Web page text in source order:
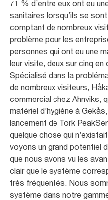
71 % d’entre eux ont eu
sanitaires lorsqu’ils se
comptant de nombreux
problème pour les
personnes qui ont eu une
leur visite, deux sur cinq en
Spécialisé dans la
de nombreux visiteurs,
commercial chez Ahnviks,
matériel d’hygiène à
lancement de Tork
quelque chose qui
voyons un grand potentiel
que nous avons vu les
clair que le système
très fréquentés. Nous
système dans notre